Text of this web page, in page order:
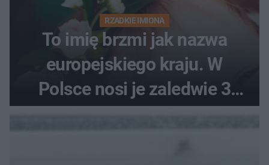
RZADKIE IMIONA
To imię brzmi jak nazwa
europejskiego kraju. W
Polsce nosi je zaledwie 3